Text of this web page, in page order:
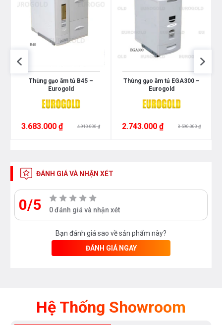
Thùng gạo âm tủ B45 –
Eurogold
3.683.000 ₫ 4.910.000 ₫
Thùng gạo âm tủ EGA300 –
Eurogold
2.743.000 ₫ 3.590.000 ₫
ĐÁNH GIÁ VÀ NHẬN XÉT
0/5 0 đánh giá và nhận xét
Bạn đánh giá sao về sản phẩm này?
ĐÁNH GIÁ NGAY
Hệ Thống Showroom